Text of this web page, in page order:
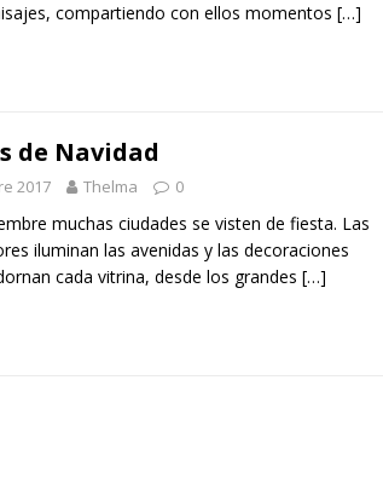
compartiendo con ellos momentos […]
de Navidad
2017 Thelma 0
muchas ciudades se visten de fiesta. Las
iluminan las avenidas y las decoraciones
cada vitrina, desde los grandes […]